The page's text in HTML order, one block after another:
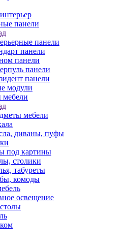
панели
панели
панели
панели
панели
панели
модули
мебели
диваны, пуфы
под картины
столики
табуреты
комоды
освещение